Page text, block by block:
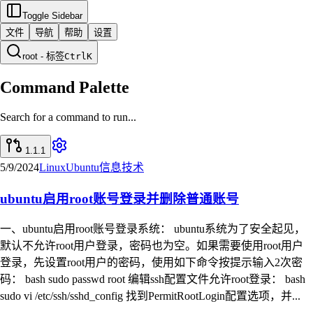
Toggle Sidebar
文件
导航 帮助 设置
root - 标签CtrlK
Command Palette
Search for a command to run...
1.1.1
5/9/2024LinuxUbuntu信息技术
ubuntu启用root账号登录并删除普通账号
一、ubuntu启用root账号登录系统： ubuntu系统为了安全起见，
默认不允许root用户登录，密码也为空。如果需要使用root用户
登录，先设置root用户的密码，使用如下命令按提示输入2次密
码： bash sudo passwd root 编辑ssh配置文件允许root登录： bash
sudo vi /etc/ssh/sshd_config 找到PermitRootLogin配置选项，并...